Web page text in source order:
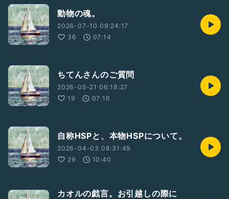
動物の魂。
2026-07-10 09:24:17
36
07:14
ちてんさんのご質問
2026-05-21 06:18:27
19
07:16
自称HSPと、本物HSPについて。
2026-04-03 08:31:49
29
10:40
カオルの戯言。お引越しの際に